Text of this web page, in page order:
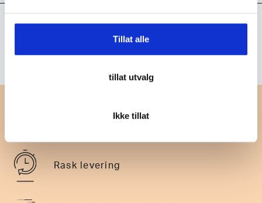
l
Tillat alle
tillat utvalg
Ikke tillat
14 dagers returrett
Rask levering